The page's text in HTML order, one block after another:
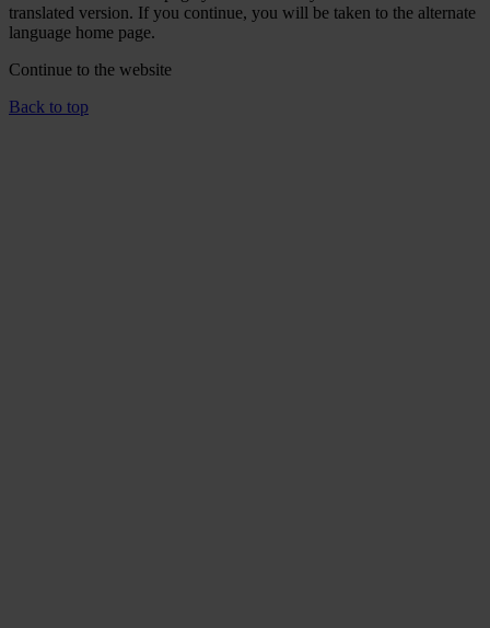
translated version. If you continue, you will be taken to the alternate
language home page.
Continue to the website
Back to top